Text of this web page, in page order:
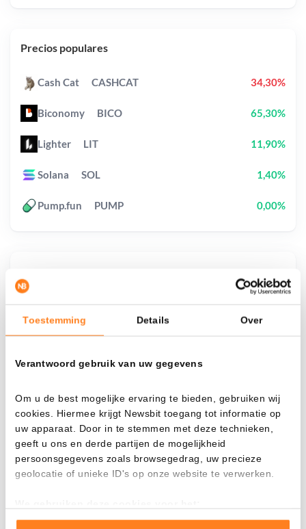
Toestemming Details Over
Verantwoord gebruik van uw gegevens
Om u de best mogelijke ervaring te bieden, gebruiken wij
cookies. Hiermee krijgt Newsbit toegang tot informatie op
uw apparaat. Door in te stemmen met deze technieken,
geeft u ons en derde partijen de mogelijkheid
persoonsgegevens zoals browsegedrag, uw precieze
geolocatie of unieke ID's op onze website te verwerken.
Goed laten functioneren van deze website
Mira cuánto valor tendrías hoy si hubieras
aplicado el dollar-cost averaging en distintas
criptomonedas.
Había invertido En
Cada Desde
---
Precios populares
Cash Cat CASHCAT 34,30%
Biconomy BICO 65,30%
Lighter LIT 11,90%
Solana SOL 1,40%
Pump.fun PUMP 0,00%